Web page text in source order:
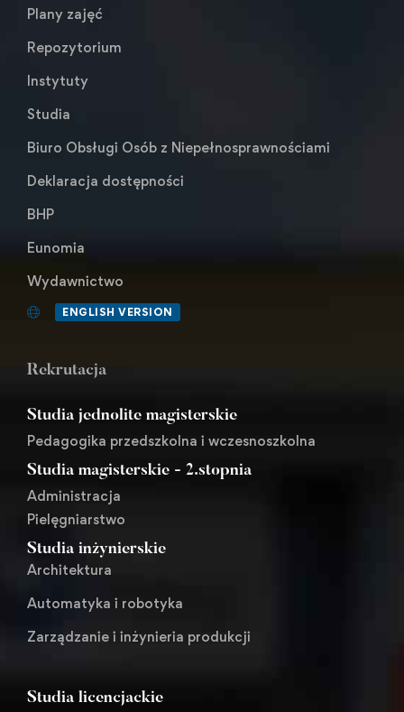
Plany zajęć
Repozytorium
Instytuty
Studia
Biuro Obsługi Osób z Niepełnosprawnościami
Deklaracja dostępności
BHP
Eunomia
Wydawnictwo
ENGLISH VERSION
Rekrutacja
Studia jednolite magisterskie
Pedagogika przedszkolna i wczesnoszkolna
Studia magisterskie - 2.stopnia
Administracja
Pielęgniarstwo
Studia inżynierskie
Architektura
Automatyka i robotyka
Zarządzanie i inżynieria produkcji
Studia licencjackie